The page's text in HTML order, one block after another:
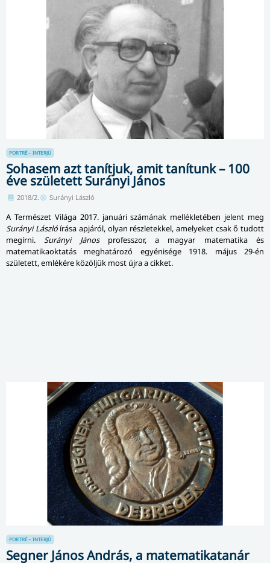
PORTRÉ – INTERJÚ
Sohasem azt tanítjuk, amit tanítunk – 100
éve született Surányi János
2018/2. Surányi László
A Természet Világa 2017. januári számának mellékletében jelent meg
Surányi Lászlóírása apjáról, olyan részletekkel, amelyeket csak ő tudott
megírni.Surányi Jánosprofesszor, a magyar matematika és
matematikaoktatás meghatározó egyénisége 1918. május 29-én
született, emlékére közöljük most újra a cikket.
PORTRÉ – INTERJÚ
Segner János András, a matematikatanár